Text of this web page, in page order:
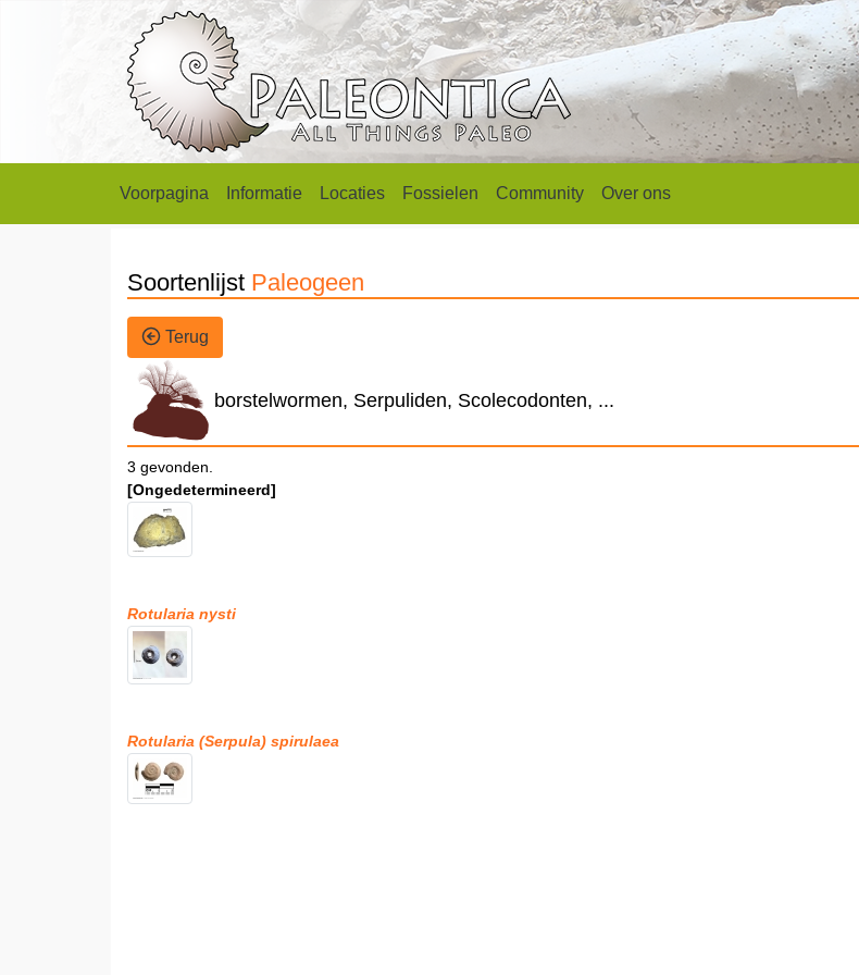
Voorpagina Informatie Locaties Fossielen Community Over ons
Soortenlijst Paleogeen
Terug
borstelwormen, Serpuliden, Scolecodonten, ...
3 gevonden.
[Ongedetermineerd]
Rotularia nysti
Rotularia (Serpula) spirulaea